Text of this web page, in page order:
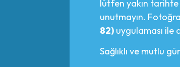
lütfen yakın tarihte
unutmayın.
82) uygulaması ile
Sağlıklı ve mutlu